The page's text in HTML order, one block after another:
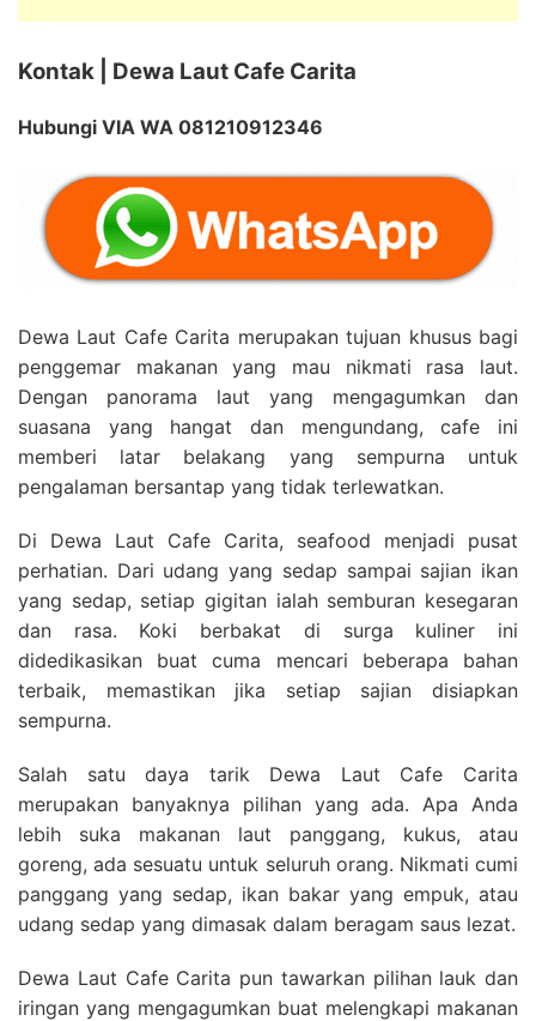
Kontak | Dewa Laut Cafe Carita
Hubungi VIA WA 081210912346
Dewa Laut Cafe Carita merupakan tujuan khusus bagi
penggemar makanan yang mau nikmati rasa laut.
Dengan panorama laut yang mengagumkan dan
suasana yang hangat dan mengundang, cafe ini
memberi latar belakang yang sempurna untuk
pengalaman bersantap yang tidak terlewatkan.
Di Dewa Laut Cafe Carita, seafood menjadi pusat
perhatian. Dari udang yang sedap sampai sajian ikan
yang sedap, setiap gigitan ialah semburan kesegaran
dan rasa. Koki berbakat di surga kuliner ini
didedikasikan buat cuma mencari beberapa bahan
terbaik, memastikan jika setiap sajian disiapkan
sempurna.
Salah satu daya tarik Dewa Laut Cafe Carita
merupakan banyaknya pilihan yang ada. Apa Anda
lebih suka makanan laut panggang, kukus, atau
goreng, ada sesuatu untuk seluruh orang. Nikmati cumi
panggang yang sedap, ikan bakar yang empuk, atau
udang sedap yang dimasak dalam beragam saus lezat.
Dewa Laut Cafe Carita pun tawarkan pilihan lauk dan
iringan yang mengagumkan buat melengkapi makanan